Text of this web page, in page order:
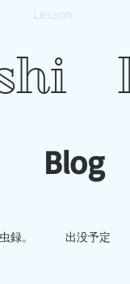
Lesson
​Blog
録。 出没予定